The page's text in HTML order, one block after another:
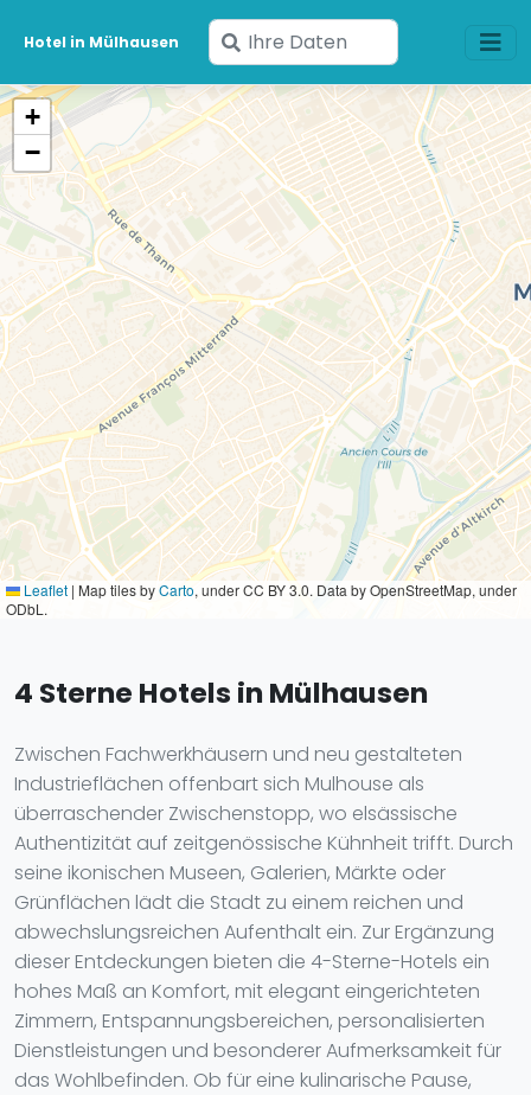
Hotel in Mülhausen
Geben
Sie
Ihre
Daten
ein
+
−
Leaflet | Map tiles byCarto, under CC BY 3.0. Data by OpenStreetMap, under
ODbL.
4 Sterne Hotels in Mülhausen
Zwischen Fachwerkhäusern und neu gestalteten
Industrieflächen offenbart sich Mulhouse als
überraschender Zwischenstopp, wo elsässische
Authentizität auf zeitgenössische Kühnheit trifft. Durch
seine ikonischen Museen, Galerien, Märkte oder
Grünflächen lädt die Stadt zu einem reichen und
abwechslungsreichen Aufenthalt ein. Zur Ergänzung
dieser Entdeckungen bieten die 4-Sterne-Hotels ein
hohes Maß an Komfort, mit elegant eingerichteten
Zimmern, Entspannungsbereichen, personalisierten
Dienstleistungen und besonderer Aufmerksamkeit für
das Wohlbefinden. Ob für eine kulinarische Pause,